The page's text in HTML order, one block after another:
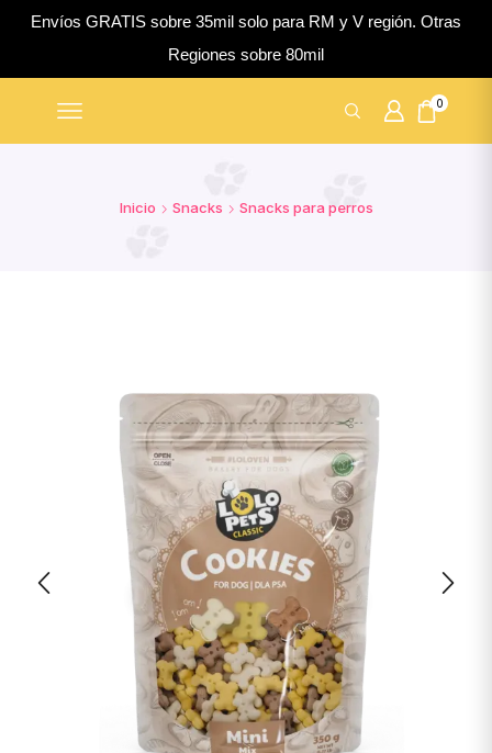
Envíos GRATIS sobre 35mil solo para RM y V región. Otras
Regiones sobre 80mil
0
Inicio Snacks Snacks para perros